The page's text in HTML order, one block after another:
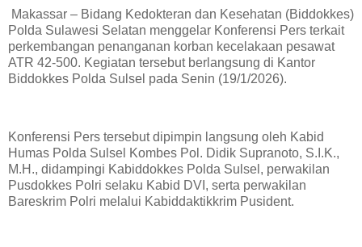
Makassar – Bidang Kedokteran dan Kesehatan (Biddokkes)
Polda Sulawesi Selatan menggelar Konferensi Pers terkait
perkembangan penanganan korban kecelakaan pesawat
ATR 42-500. Kegiatan tersebut berlangsung di Kantor
Biddokkes Polda Sulsel pada Senin (19/1/2026).
Konferensi Pers tersebut dipimpin langsung oleh Kabid
Humas Polda Sulsel Kombes Pol. Didik Supranoto, S.I.K.,
M.H., didampingi Kabiddokkes Polda Sulsel, perwakilan
Pusdokkes Polri selaku Kabid DVI, serta perwakilan
Bareskrim Polri melalui Kabiddaktikkrim Pusident.